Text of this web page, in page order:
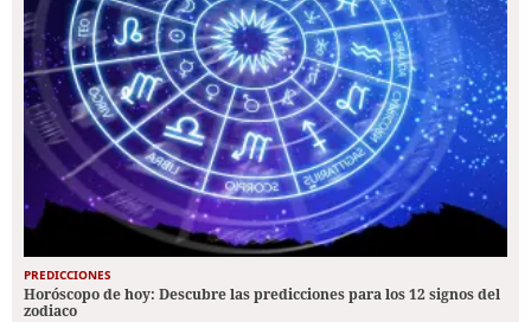
PREDICCIONES
Horóscopo de hoy: Descubre las predicciones para los 12 signos del
zodiaco